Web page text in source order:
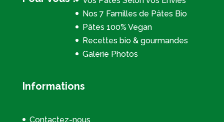
Nos 7 Familles de Pâtes Bio
Pâtes 100% Vegan
Recettes bio & gourmandes
Galerie Photos
Informations
Contactez-nous